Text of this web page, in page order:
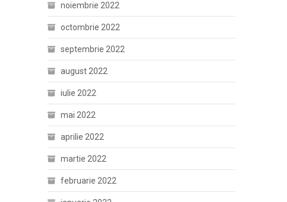
noiembrie 2022
octombrie 2022
septembrie 2022
august 2022
iulie 2022
mai 2022
aprilie 2022
martie 2022
februarie 2022